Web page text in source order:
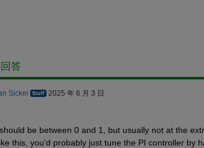
答
Sickel 2025 年 6 月 3 日
be between 0 and 1, but usually not at the
this, you'd probably just tune the PI controller by